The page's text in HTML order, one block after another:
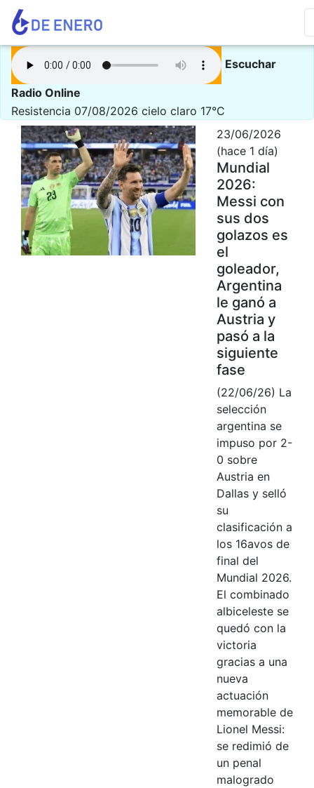
Escuchar
Radio Online
Resistencia 07/08/2026 cielo claro 17°C
23/06/2026
(hace 1 día)
Mundial
2026:
Messi con
sus dos
golazos es
el
goleador,
Argentina
le ganó a
Austria y
pasó a la
siguiente
fase
(22/06/26) La
selección
argentina se
impuso por 2-
0 sobre
Austria en
Dallas y selló
su
clasificación a
los 16avos de
final del
Mundial 2026.
El combinado
albiceleste se
quedó con la
victoria
gracias a una
nueva
actuación
memorable de
Lionel Messi:
se redimió de
un penal
malogrado